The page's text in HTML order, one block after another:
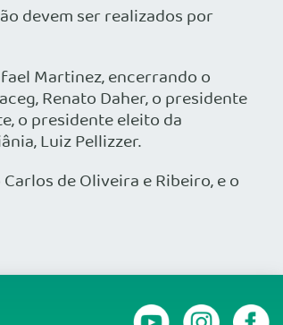
devem ser realizados por
Martinez, encerrando o
Renato Daher, o presidente
o presidente eleito da
Luiz Pellizzer.
de Oliveira e Ribeiro, e o